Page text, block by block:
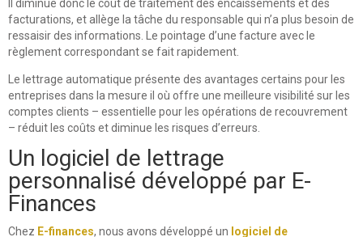
Il diminue donc le coût de traitement des encaissements et des
facturations, et allège la tâche du responsable qui n’a plus besoin de
ressaisir des informations. Le pointage d’une facture avec le
règlement correspondant se fait rapidement.
Le lettrage automatique présente des avantages certains pour les
entreprises dans la mesure il où offre une meilleure visibilité sur les
comptes clients – essentielle pour les opérations de recouvrement
– réduit les coûts et diminue les risques d’erreurs.
Un logiciel de lettrage
personnalisé développé par E-
Finances
Chez E-finances, nous avons développé un logiciel de